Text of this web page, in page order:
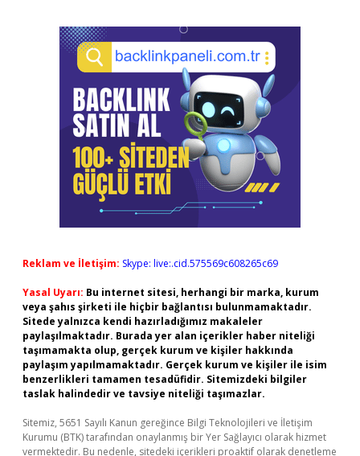
Reklam ve İletişim: Skype: live:.cid.575569c608265c69
Yasal Uyarı: Bu internet sitesi, herhangi bir marka, kurum
veya şahıs şirketi ile hiçbir bağlantısı bulunmamaktadır.
Sitede yalnızca kendi hazırladığımız makaleler
paylaşılmaktadır. Burada yer alan içerikler haber niteliği
taşımamakta olup, gerçek kurum ve kişiler hakkında
paylaşım yapılmamaktadır. Gerçek kurum ve kişiler ile isim
benzerlikleri tamamen tesadüfidir. Sitemizdeki bilgiler
taslak halindedir ve tavsiye niteliği taşımazlar.
Sitemiz, 5651 Sayılı Kanun gereğince Bilgi Teknolojileri ve İletişim
Kurumu (BTK) tarafından onaylanmış bir Yer Sağlayıcı olarak hizmet
vermektedir. Bu nedenle, sitedeki içerikleri proaktif olarak denetleme